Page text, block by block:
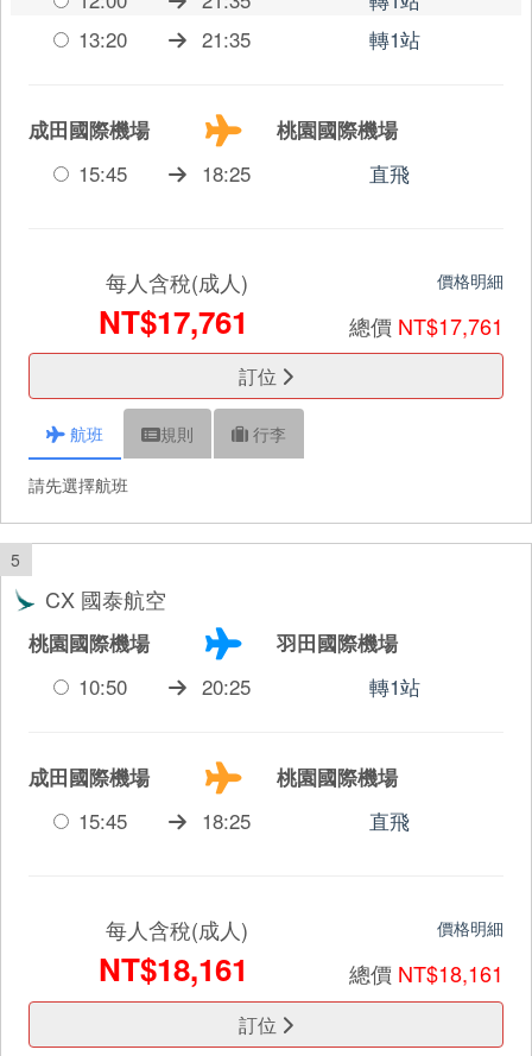
13:20
21:35 轉1站
成田國際機場
桃園國際機場
15:45
18:25 直飛
每人含稅(成人)
NT$17,761
價格明細
總價 NT$17,761
訂位
航班 規則 行李
請先選擇航班
5
CX 國泰航空
桃園國際機場
羽田國際機場
10:50
20:25 轉1站
成田國際機場
桃園國際機場
15:45
18:25 直飛
每人含稅(成人)
NT$18,161
價格明細
總價 NT$18,161
訂位